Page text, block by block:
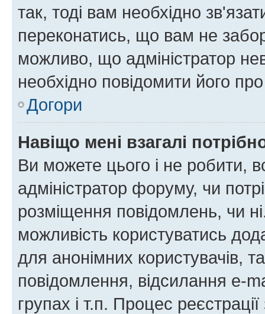
так, тоді вам необхідно
переконатись, що вам не
можливо, що адміністратор
необхідно повідомити його
Догори
Навіщо мені взагалі
Ви можете цього і не робити,
адміністратор форуму, чи
розміщення повідомлень, чи
можливість користуватись
для анонімних користувачів,
повідомлення, відсилання e-
групах і т.п. Процес